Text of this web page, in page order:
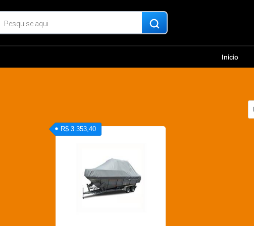
Inicio
R$ 3.353,40